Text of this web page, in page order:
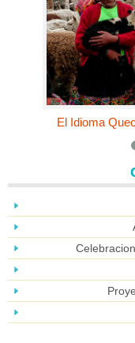
El Idioma